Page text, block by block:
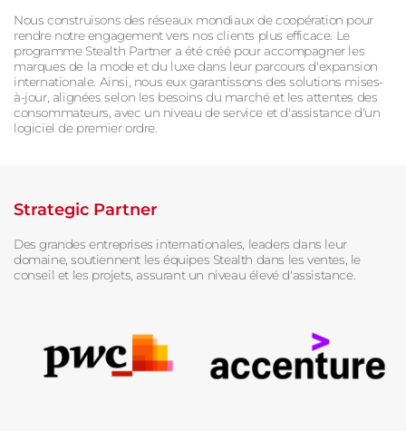
Nous construisons des réseaux mondiaux de coopération pour
rendre notre engagement vers nos clients plus efficace. Le
programme Stealth Partner a été créé pour accompagner les
marques de la mode et du luxe dans leur parcours d'expansion
internationale. Ainsi, nous eux garantissons des solutions mises-
à-jour, alignées selon les besoins du marché et les attentes des
consommateurs, avec un niveau de service et d'assistance d'un
logiciel de premier ordre.
Strategic Partner
Des grandes entreprises internationales, leaders dans leur
domaine, soutiennent les équipes Stealth dans les ventes, le
conseil et les projets, assurant un niveau élevé d'assistance.